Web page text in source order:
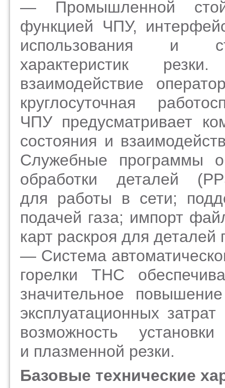
— Промышленной
функцией ЧПУ,
использования и
характеристик
взаимодействие
круглосуточная
ЧПУ предусматривает
состояния и
Служебные программы
обработки деталей
для работы в сети;
подачей газа; импорт
карт раскроя для
— Система
горелки THC
значительное
эксплуатационных
возможность
и плазменной резки.
Базовые технические